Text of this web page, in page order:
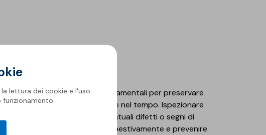
manutenzione sono fondamentali per preservare
dell'impermeabilizzazione nel tempo. Ispezionare
copertura per individuare eventuali difetti o segni di
per intervenire tempestivamente e prevenire
lettura dei cookie e l'uso